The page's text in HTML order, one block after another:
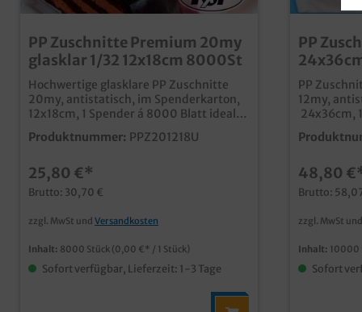
PP Zuschnitte Premium 20my
glasklar 1/32 12x18cm 8000St
Hochwertige glasklare PP Zuschnitte
20my, antistatisch, im Spenderkarton,
12x18cm, 1 Spender á 8000 Blatt ideal
zum Abdecken oder als Zwischenlage
für Wurstaufschnitt, Kuchen und
Produktnummer: PPZ201218U
25,80 €*
Brutto: 30,70 €
zzgl. MwSt und Versandkosten
Inhalt: 8000 Stück (0,00 €* / 1 Stück)
Sofort verfügbar, Lieferzeit: 1-3 Tage
PP
PP
12my,
24x36cm,
Blatt) im Karton ideal
oder als
48,80
Brutto:
zzgl. MwSt
Inhalt: 10000
Sofort